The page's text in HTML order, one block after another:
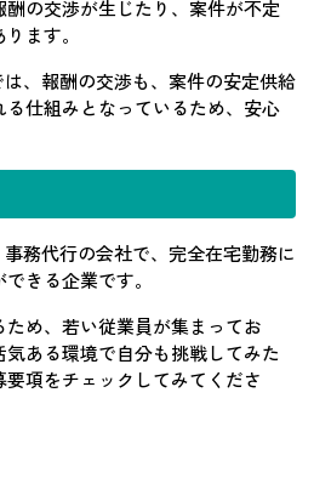
の交渉が生じたり、案件が不定
ます。
は、報酬の交渉も、案件の安定供給
仕組みとなっているため、安心
務代行の会社で、完全在宅勤務に
きる企業です。
め、若い従業員が集まってお
気ある環境で自分も挑戦してみた
項をチェックしてみてくださ